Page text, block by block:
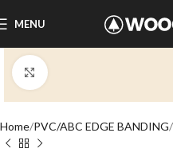
MENU
Click to enlarge
Home PVC/ABC EDGE BANDING